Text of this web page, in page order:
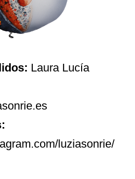
Laura Lucía
luziasonrie/